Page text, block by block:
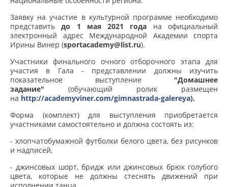
Заявку на участие в культурной программе необходимо
представить до 1 мая 2021 года на официальный
электронный адрес Международной Академии спорта
Ирины Винер (sportacademy@list.ru).
Участники финального очного отборочного этапа для
участия в Гала - представлении должны изучить
показательное выступление "Домашнее
задание" (обучающий ролик размещен
на http://academyviner.com/gimnastrada-galereya).
Форма (комплект) для выступления приобретается
участниками самостоятельно и должна состоять из:
- хлопчатобумажной футболки белого цвета, без рисунков
и надписей,
- джинсовых шорт, бридж или джинсовых брюк голубого
цвета, которые не должны стеснять движений при